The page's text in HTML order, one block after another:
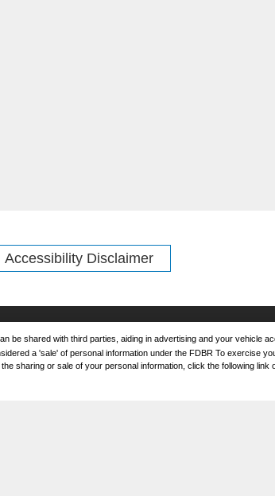
be shared with third parties, aiding in advertising and your vehicle
a 'sale' of personal information under the FDBR To exercise
sharing or sale of your personal information, click the following link
Accessibility Disclaimer